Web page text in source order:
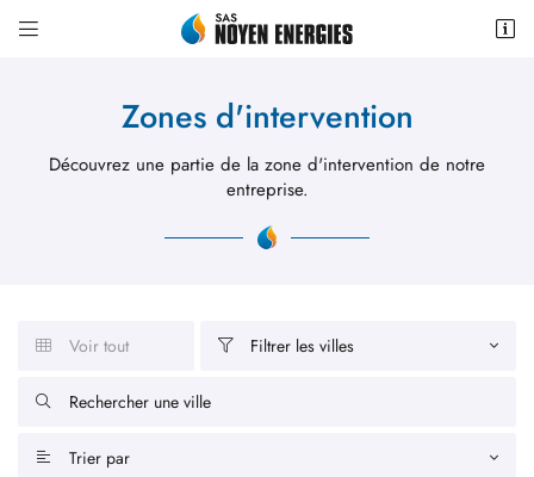
 
6 Pl. de la République,
06 42 18 11 37Zones d'intervention
Découvrez une partie de la zone d'intervention de notre
entreprise.
 Voir tout  Filtrer les villes

 Trier par